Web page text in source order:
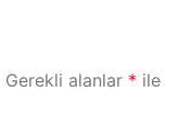
Gerekli alanlar * ile